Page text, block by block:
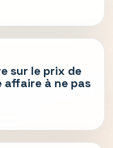
sur le prix de
affaire à ne pas